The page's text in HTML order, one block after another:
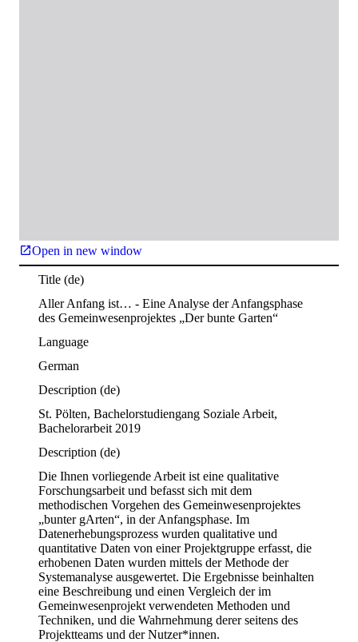
Open in new window
Title (de)
Aller Anfang ist… - Eine Analyse der Anfangsphase
des Gemeinwesenprojektes „Der bunte Garten“
Language
German
Description (de)
St. Pölten, Bachelorstudiengang Soziale Arbeit,
Bachelorarbeit 2019
Description (de)
Die Ihnen vorliegende Arbeit ist eine qualitative
Forschungsarbeit und befasst sich mit dem
methodischen Vorgehen des Gemeinwesenprojektes
„bunter gArten“, in der Anfangsphase. Im
Datenerhebungsprozess wurden qualitative und
quantitative Daten von einer Projektgruppe erfasst, die
erhobenen Daten wurden mittels der Methode der
Systemanalyse ausgewertet. Die Ergebnisse beinhalten
eine Beschreibung und einen Vergleich der im
Gemeinwesenprojekt verwendeten Methoden und
Techniken, und die Wahrnehmung derer seitens des
Projektteams und der Nutzer*innen.